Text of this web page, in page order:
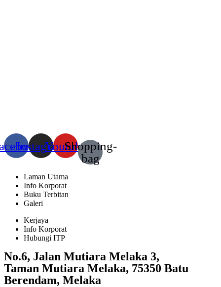
InstagramYoutube
Shopping-
bag
Laman Utama
Info Korporat
Buku Terbitan
Galeri
Kerjaya
Info Korporat
Hubungi ITP
No.6, Jalan Mutiara Melaka 3,
Taman Mutiara Melaka, 75350 Batu
Berendam, Melaka